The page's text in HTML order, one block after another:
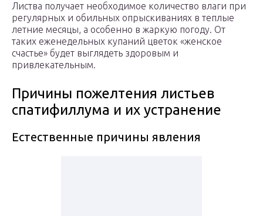
Листва получает необходимое количество влаги при
регулярных и обильных опрыскиваниях в теплые
летние месяцы, а особенно в жаркую погоду. От
таких еженедельных купаний цветок «женское
счастье» будет выглядеть здоровым и
привлекательным.
Причины пожелтения листьев
спатифиллума и их устранение
Естественные причины явления